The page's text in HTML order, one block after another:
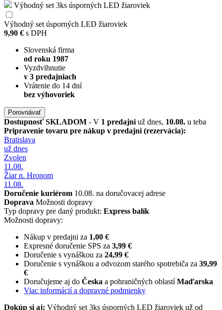
Výhodný set 3ks úsporných LED žiaroviek
Výhodný set úsporných LED žiaroviek
9,90 € s DPH
Slovenská firma
od roku 1987
Vyzdvihnutie
v 3 predajniach
Vrátenie do 14 dní
bez výhovoriek
Porovnávať
DostupnosťSKLADOM - V 1 predajni už dnes, 10.08. u teba
Pripravenie tovaru pre nákup v predajni (rezervácia):
Bratislava
už dnes
Zvolen
11.08.
Žiar n. Hronom
11.08.
Doručenie kuriérom 10.08. na doručovacej adrese
Doprava Možnosti dopravy
Typ dopravy pre daný produkt: Express balík
Možnosti dopravy:
Nákup v predajni za 1,00 €
Expresné doručenie SPS za 3,99 €
Doručenie s vynáškou za 24,99 €
Doručenie s vynáškou a odvozom starého spotrebiča za 39,99
€
Doručujeme aj do Česka a pohraničných oblastíMaďarska
Viac informácií a dopravné podmienky
Dokúp si aj: Výhodný set 3ks úsporných LED žiaroviek už od